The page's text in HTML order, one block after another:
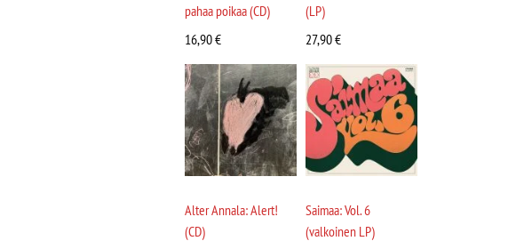
pahaa poikaa (CD)
16,90€
(LP)
27,90€
Alter Annala: Alert!
(CD)
Saimaa: Vol. 6
(valkoinen LP)